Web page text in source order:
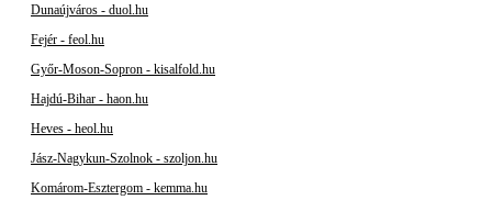
Dunaújváros - duol.hu
Fejér - feol.hu
Győr-Moson-Sopron - kisalfold.hu
Hajdú-Bihar - haon.hu
Heves - heol.hu
Jász-Nagykun-Szolnok - szoljon.hu
Komárom-Esztergom - kemma.hu